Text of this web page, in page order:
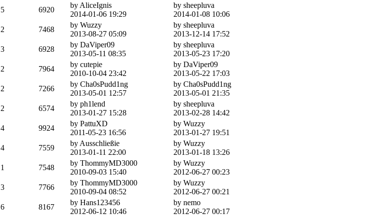
5 6920
by AliceIgnis
2014-01-06 19:29
by sheepluva
2014-01-08 10:06
2 7468
by Wuzzy
2013-08-27 05:09
by sheepluva
2013-12-14 17:52
3 6928
by DaViper09
2013-05-11 08:35
by sheepluva
2013-05-23 17:20
2 7964
by cutepie
2010-10-04 23:42
by DaViper09
2013-05-22 17:03
2 7266
by Cha0sPudd1ng
2013-05-01 12:57
by Cha0sPudd1ng
2013-05-01 21:35
2 6574
by ph1lend
2013-01-27 15:28
by sheepluva
2013-02-28 14:42
4 9924
by PattuXD
2011-05-23 16:56
by Wuzzy
2013-01-27 19:51
4 7559
by Ausschließie
2013-01-11 22:00
by Wuzzy
2013-01-18 13:26
1 7548
by ThommyMD3000
2010-09-03 15:40
by Wuzzy
2012-06-27 00:23
3 7766
by ThommyMD3000
2010-09-04 08:52
by Wuzzy
2012-06-27 00:21
6 8167
by Hans123456
2012-06-12 10:46
by nemo
2012-06-27 00:17